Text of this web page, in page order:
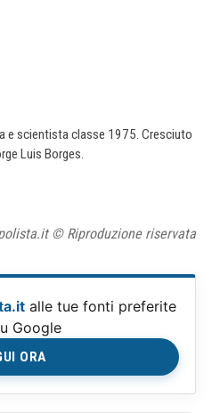
e scientista classe 1975. Cresciuto
Luis Borges.
© Riproduzione riservata
alle tue fonti preferite
Google
ORA